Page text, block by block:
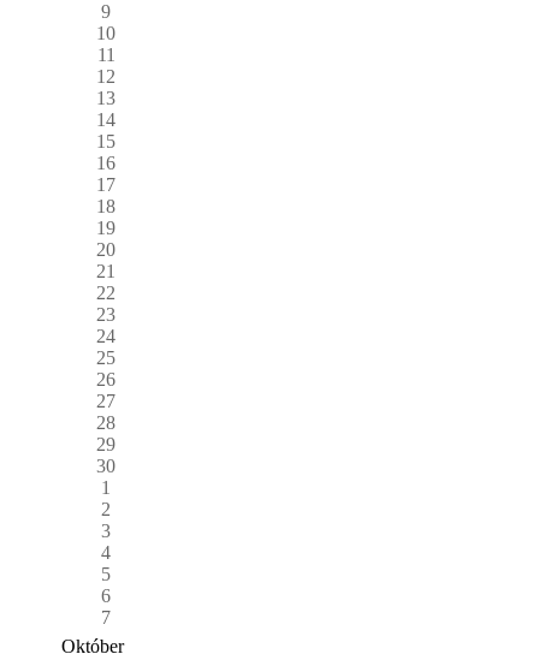
9
10
11
12
13
14
15
16
17
18
19
20
21
22
23
24
25
26
27
28
29
30
1
2
3
4
5
6
7
Október